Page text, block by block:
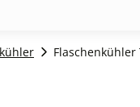
Flaschenkühler